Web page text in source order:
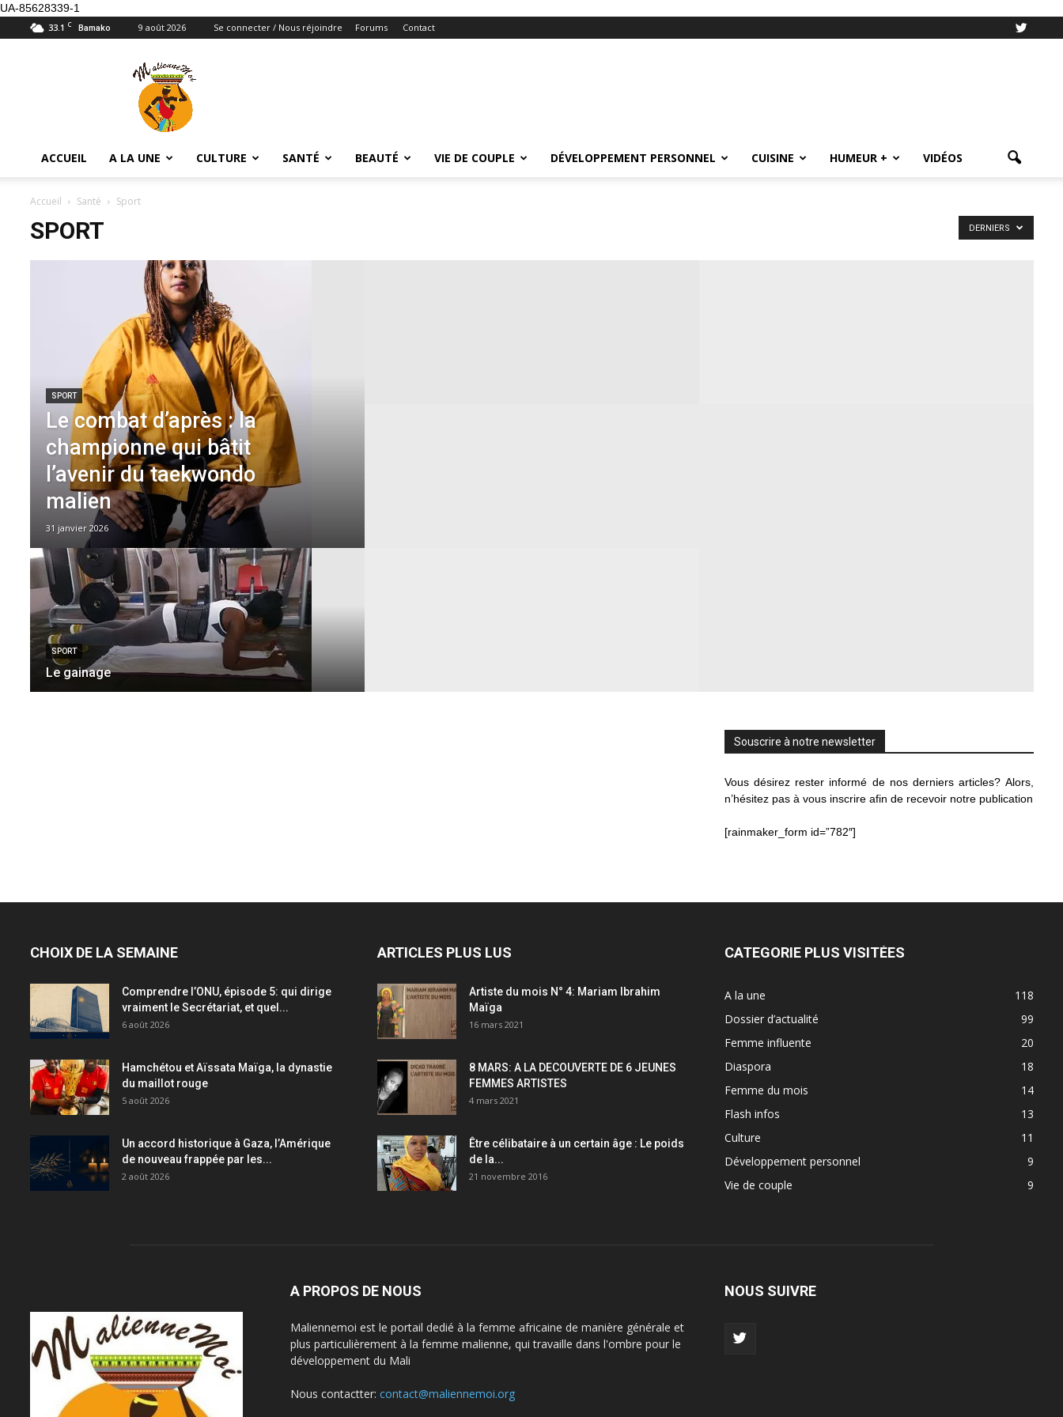
UA-85628339-1
33.1 C Bamako 9 août 2026 Se connecter / Nous réjoindre Forums Contact
Maliennemoi
ACCUEIL A LA UNE CULTURE SANTÉ BEAUTÉ VIE DE COUPLE DÉVELOPPEMENT PERSONNEL CUISINE HUMEUR + VIDÉOS
Accueil Santé Sport
SPORT DERNIERS
SPORT
Le combat d’après : la
championne qui bâtit
l’avenir du taekwondo
malien
31 janvier 2026
SPORT
Le gainage
Souscrire à notre newsletter
Vous désirez rester informé de nos derniers articles? Alors,
n’hésitez pas à vous inscrire afin de recevoir notre publication
[rainmaker_form id=”782″]
CHOIX DE LA SEMAINE
Comprendre l’ONU, épisode 5: qui dirige
vraiment le Secrétariat, et quel...
6 août 2026
Hamchétou et Aïssata Maïga, la dynastie
du maillot rouge
5 août 2026
Un accord historique à Gaza, l’Amérique
de nouveau frappée par les...
2 août 2026
ARTICLES PLUS LUS
Artiste du mois N° 4: Mariam Ibrahim
Maïga
16 mars 2021
8 MARS: A LA DECOUVERTE DE 6 JEUNES
FEMMES ARTISTES
4 mars 2021
Être célibataire à un certain âge : Le poids
de la...
21 novembre 2016
CATEGORIE PLUS VISITÉES
A la une
118
Dossier d’actualité
99
Femme influente
20
Diaspora
18
Femme du mois
14
Flash infos
13
Culture
11
Développement personnel
9
Vie de couple
9
A PROPOS DE NOUS
Maliennemoi est le portail dedié à la femme africaine de manière générale et
plus particulièrement à la femme malienne, qui travaille dans l'ombre pour le
développement du Mali
Nous contactter: contact@maliennemoi.org
NOUS SUIVRE